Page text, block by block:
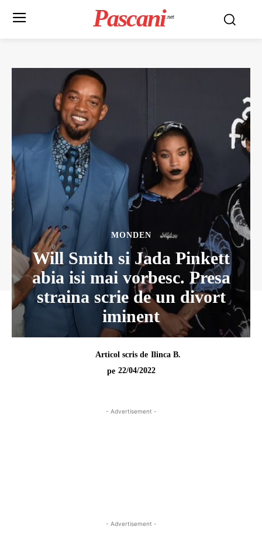
Pascani .net
MONDEN
Will Smith si Jada Pinkett
abia isi mai vorbesc. Presa
straina scrie de un divort
iminent
Articol scris de Ilinca B.
pe 22/04/2022
- Advertisement -
- Advertisement -